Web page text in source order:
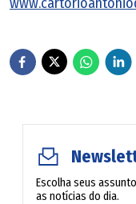
Escolha seus
as notícias do dia.